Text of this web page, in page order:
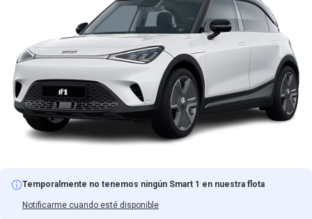
Temporalmente no tenemos ningún Smart 1 en nuestra flota
Notificarme cuando esté disponible